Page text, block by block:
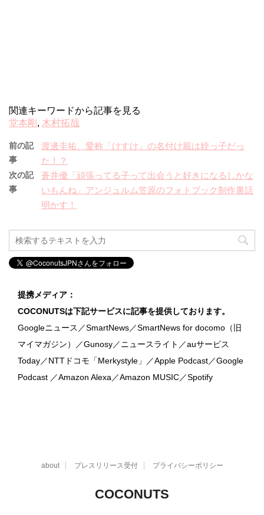
関連キーワードから記事を見る
堂本剛 , 木村拓哉
前の記
事
渡邊圭祐、愛称「けすけ」の名付け親は姪っ子だっ
た！？
次の記
事
蒼井優「頑張ってる子って出会うと好きになるしかな
いもんね」アンジュルム笠原のフォトブック制作裏話
明かす！
提携メディア：
COCONUTSは下記サービスに記事を提供しております。
Googleニュース／SmartNews／SmartNews for docomo（旧
マイマガジン）／Gunosy／ニュースライト／auサービス
Today／NTTドコモ「Merkystyle」／Apple Podcast／Google
Podcast ／Amazon Alexa／Amazon MUSIC／Spotify
about プレスリリース受付 プライバシーポリシー
COCONUTS